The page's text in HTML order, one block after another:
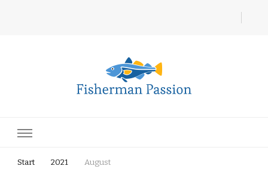
Start 2021 August